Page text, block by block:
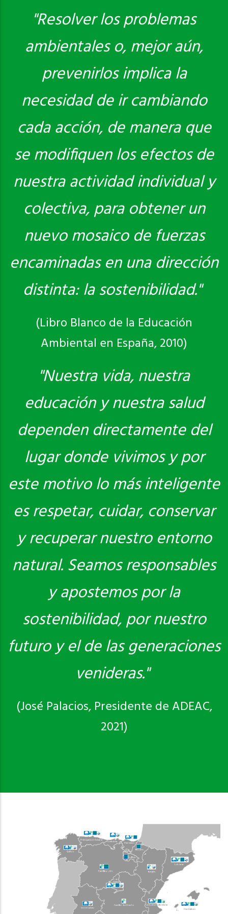
Saber más
"Resolver los problemas
ambientales o, mejor aún,
prevenirlos implica la
necesidad de ir cambiando
cada acción, de manera que
se modifiquen los efectos de
nuestra actividad individual y
colectiva, para obtener un
nuevo mosaico de fuerzas
encaminadas en una dirección
distinta: la sostenibilidad."
(Libro Blanco de la Educación
Ambiental en España, 2010)
"Nuestra vida, nuestra
educación y nuestra salud
dependen directamente del
lugar donde vivimos y por
este motivo lo más inteligente
es respetar, cuidar, conservar
y recuperar nuestro entorno
natural. Seamos responsables
y apostemos por la
sostenibilidad, por nuestro
futuro y el de las generaciones
venideras."
(José Palacios, Presidente de ADEAC,
2021)